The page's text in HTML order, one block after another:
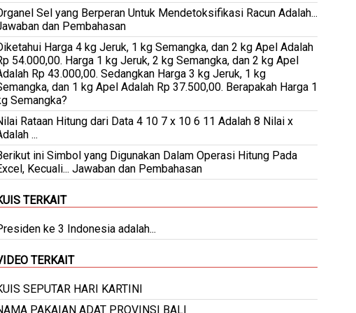
Sel yang Berperan Untuk Mendetoksifikasi Racun Adalah...
dan Pembahasan
Harga 4 kg Jeruk, 1 kg Semangka, dan 2 kg Apel Adalah
54.000,00. Harga 1 kg Jeruk, 2 kg Semangka, dan 2 kg Apel
Rp 43.000,00. Sedangkan Harga 3 kg Jeruk, 1 kg
dan 1 kg Apel Adalah Rp 37.500,00. Berapakah Harga 1
Semangka?
Rataan Hitung dari Data 4 10 7 x 10 6 11 Adalah 8 Nilai x
...
ini Simbol yang Digunakan Dalam Operasi Hitung Pada
Kecuali... Jawaban dan Pembahasan
TERKAIT
ke 3 Indonesia adalah...
TERKAIT
SEPUTAR HARI KARTINI
PAKAIAN ADAT PROVINSI BALI